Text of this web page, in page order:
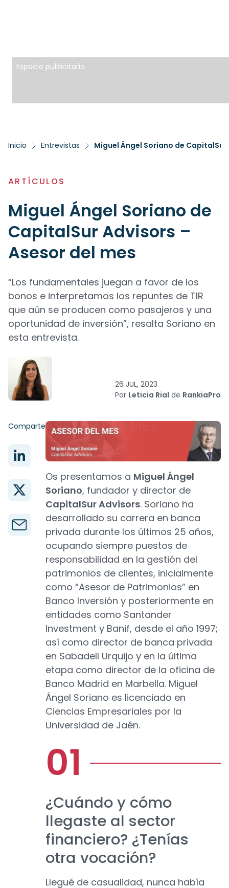
Espacio publicitario
Inicio Entrevistas Miguel Ángel Soriano de
ARTÍCULOS
Miguel Ángel Soriano de
CapitalSur Advisors –
Asesor del mes
“Los fundamentales juegan a favor de los
bonos e interpretamos los repuntes de TIR
que aún se producen como pasajeros y una
oportunidad de inversión”, resalta Soriano en
esta entrevista.
26 JUL, 2023
Por Leticia Rial de RankiaPro
Comparte
Os presentamos a Miguel Ángel
Soriano, fundador y director de
CapitalSur Advisors. Soriano ha
desarrollado su carrera en banca
privada durante los últimos 25 años,
ocupando siempre puestos de
responsabilidad en la gestión del
patrimonios de clientes, inicialmente
como “Asesor de Patrimonios” en
Banco Inversión y posteriormente en
entidades como Santander
Investment y Banif, desde el año 1997;
así como director de banca privada
en Sabadell Urquijo y en la última
etapa como director de la oficina de
Banco Madrid en Marbella. Miguel
Ángel Soriano es licenciado en
Ciencias Empresariales por la
Universidad de Jaén.
¿Cuándo y cómo
llegaste al sector
financiero? ¿Tenías
otra vocación?
Llegué de casualidad, nunca había